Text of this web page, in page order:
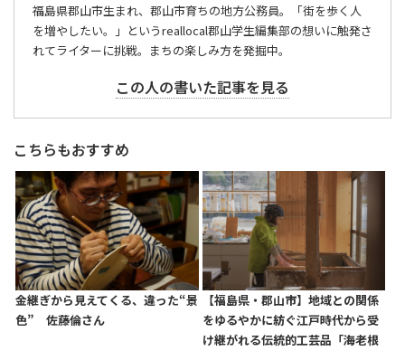
福島県郡山市生まれ、郡山市育ちの地方公務員。「街を歩く人
を増やしたい。」というreallocal郡山学生編集部の想いに触発さ
れてライターに挑戦。まちの楽しみ方を発掘中。
この人の書いた記事を見る
こちらもおすすめ
金継ぎから見えてくる、違った“景
色” 佐藤倫さん
【福島県・郡山市】地域との関係
をゆるやかに紡ぐ江戸時代から受
け継がれる伝統的工芸品「海老根